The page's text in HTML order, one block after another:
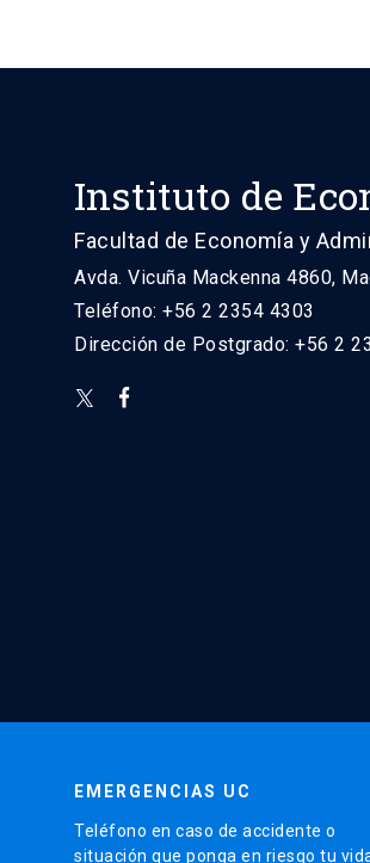
Instituto de
Facultad de Economía y
Avda. Vicuña Mackenna 4860,
Teléfono: +56 2 2354 4303
Dirección de Postgrado: +56 2
EMERGENCIAS UC
Teléfono en caso de accidente o
situación que ponga en riesgo tu